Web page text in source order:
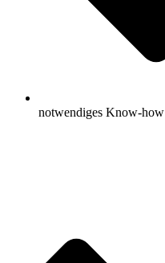
notwendiges Know-how